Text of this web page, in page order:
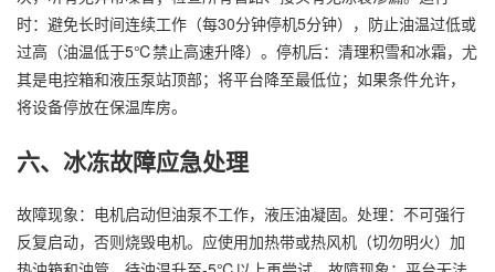
时：避免长时间连续工作（每30分钟停机5分钟），防止油温过低或
过高（油温低于5℃禁止高速升降）。停机后：清理积雪和冰霜，尤
其是电控箱和液压泵站顶部；将平台降至最低位；如果条件允许，
将设备停放在保温库房。
六、冰冻故障应急处理
故障现象：电机启动但油泵不工作，液压油凝固。处理：不可强行
反复启动，否则烧毁电机。应使用加热带或热风机（切勿明火）加